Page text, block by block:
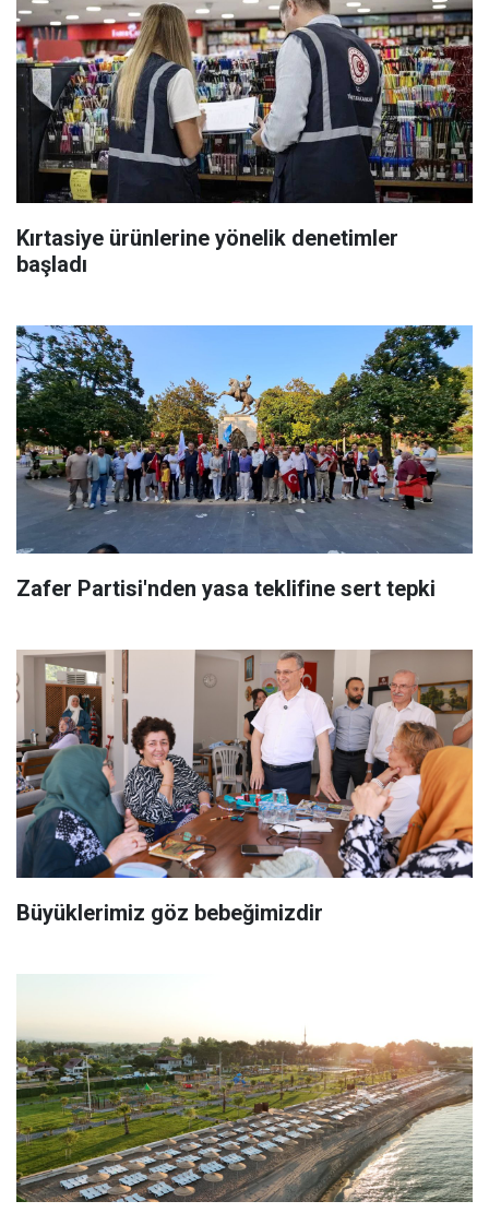
Kırtasiye ürünlerine yönelik denetimler
başladı
Zafer Partisi'nden yasa teklifine sert tepki
Büyüklerimiz göz bebeğimizdir